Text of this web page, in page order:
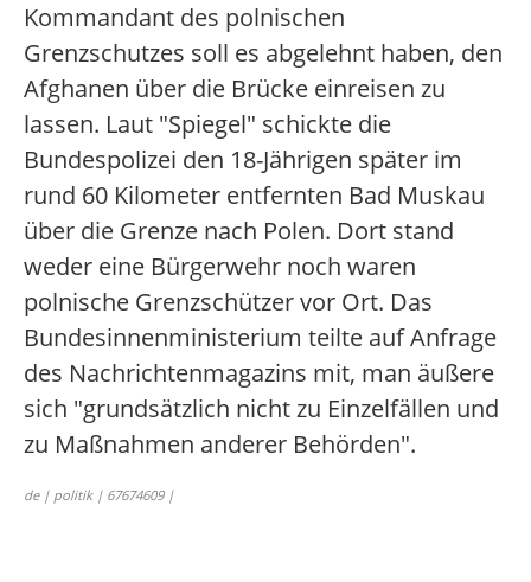
Kommandant des polnischen
Grenzschutzes soll es abgelehnt haben, den
Afghanen über die Brücke einreisen zu
lassen. Laut "Spiegel" schickte die
Bundespolizei den 18-Jährigen später im
rund 60 Kilometer entfernten Bad Muskau
über die Grenze nach Polen. Dort stand
weder eine Bürgerwehr noch waren
polnische Grenzschützer vor Ort. Das
Bundesinnenministerium teilte auf Anfrage
des Nachrichtenmagazins mit, man äußere
sich "grundsätzlich nicht zu Einzelfällen und
zu Maßnahmen anderer Behörden".
de | politik | 67674609 |